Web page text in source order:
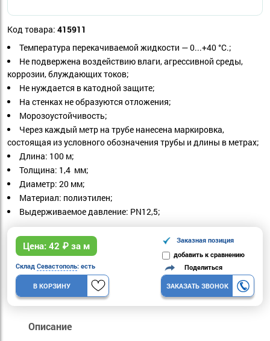
Код товара: 415911
Температура перекачиваемой жидкости — 0...+40 °С.;
Не подвержена воздействию влаги, агрессивной среды,
коррозии, блуждающих токов;
Не нуждается в катодной защите;
На стенках не образуются отложения;
Морозоустойчивость;
Через каждый метр на трубе нанесена маркировка,
состоящая из условного обозначения трубы и длины в метрах;
Длина: 100 м;
Толщина: 1,4 мм;
Диаметр: 20 мм;
Материал: полиэтилен;
Выдерживаемое давление: PN12,5;
Цена: 42 ₽ за м
Заказная позиция
добавить к сравнению
Склад Севастополь: есть
В КОРЗИНУ
Поделиться
ЗАКАЗАТЬ ЗВОНОК
Описание